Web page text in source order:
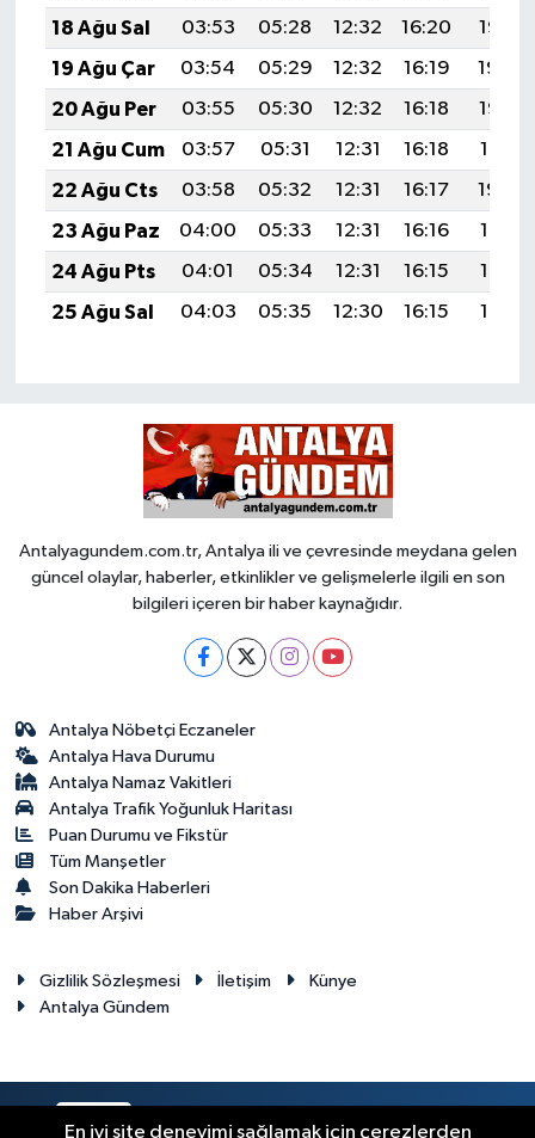
18 Ağu Sal
03:53 05:28 12:32 16:20
19:26
19 Ağu Çar
03:54 05:29 12:32 16:19
19:24
20 Ağu Per
03:55 05:30 12:32 16:18
19:23
21 Ağu Cum
03:57 05:31 12:31 16:18
19:21
22 Ağu Cts
03:58 05:32 12:31 16:17
19:20
23 Ağu Paz
04:00 05:33 12:31 16:16
19:18
24 Ağu Pts
04:01 05:34 12:31 16:15
19:17
25 Ağu Sal
04:03 05:35 12:30 16:15 19:15
Antalyagundem.com.tr, Antalya ili ve çevresinde meydana gelen
güncel olaylar, haberler, etkinlikler ve gelişmelerle ilgili en son
bilgileri içeren bir haber kaynağıdır.
Antalya Nöbetçi Eczaneler
Antalya Hava Durumu
Antalya Namaz Vakitleri
Antalya Trafik Yoğunluk Haritası
Puan Durumu ve Fikstür
Tüm Manşetler
Son Dakika Haberleri
Haber Arşivi
Gizlilik Sözleşmesi İletişim
Künye
Antalya Gündem
RSS Copyright © 2024. Her hakkı saklıdır.
En iyi site deneyimi sağlamak için çerezlerden